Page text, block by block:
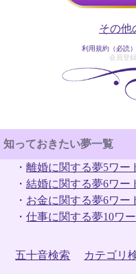
その他
利用規約（必読）
会員登
知っておきたい夢一覧
・離婚に関する夢5ワー
・結婚に関する夢6ワー
・ お金に関する夢6ワー
・仕事に関する夢10ワ
五十音検索 カテゴリ